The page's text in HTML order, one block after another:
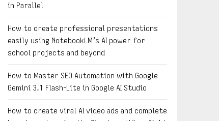
in Parallel
How to create professional presentations
easily using NotebookLM’s AI power for
school projects and beyond
How to Master SEO Automation with Google
Gemini 3.1 Flash-Lite in Google AI Studio
How to create viral AI video ads and complete